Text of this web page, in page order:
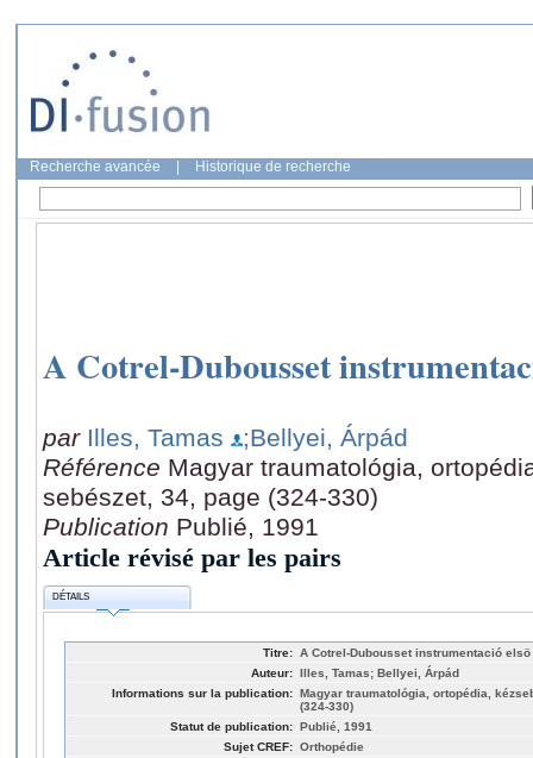
Recherche avancée Historique de recherche
A Cotrel-Dubousset
par Illes, Tamas
;Bellyei, Árpád
Référence Magyar traumatológia,
sebészet, 34, page (324-330)
Publication Publié, 1991
Article révisé par les pairs
DÉTAILS
Titre: A Cotrel-Dubousset instrumentació
Auteur: Illes, Tamas; Bellyei, Árpád
Informations sur la publication: Magyar traumatológia, ortopédia,
(324-330)
Statut de publication: Publié, 1991
Sujet CREF: Orthopédie